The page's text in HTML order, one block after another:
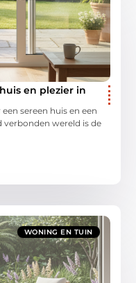
en plezier in
sereen huis en een
verbonden wereld is de
WONING EN TUIN